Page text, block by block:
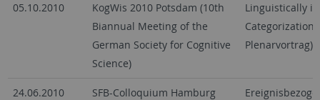
05.10.2010
KogWis 2010 Potsdam (10th
Biannual Meeting of the
German Society for Cognitive
Science)
Linguistically
Categorization
Plenarvortrag)
24.06.2010 SFB-Colloquium Hamburg